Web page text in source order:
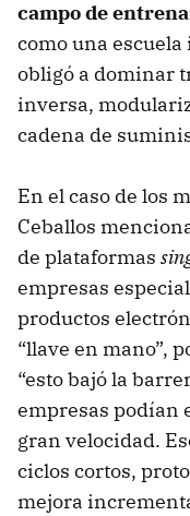
campo de
como una
obligó a dominar
inversa,
cadena de
En el caso de los
Ceballos
de plataformas
empresas
productos
“llave en mano”,
“esto bajó la
empresas podían
gran velocidad.
ciclos cortos,
mejora